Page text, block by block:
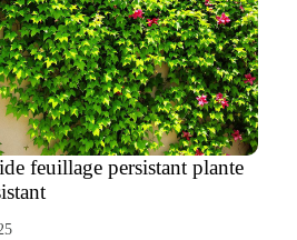
feuillage persistant plante